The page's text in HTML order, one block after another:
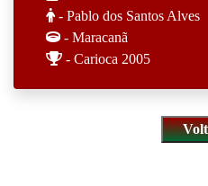
- Pablo dos Santos Alves
- Maracanã
- Carioca 2005